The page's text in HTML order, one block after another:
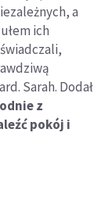
a
ich
Sarah. Dodał
z
pokój i